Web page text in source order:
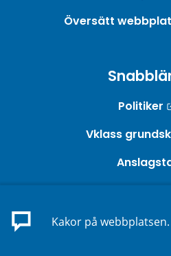
Översätt
Politiker
Vklass
E-tjänster
Kakor på webbplatsen.